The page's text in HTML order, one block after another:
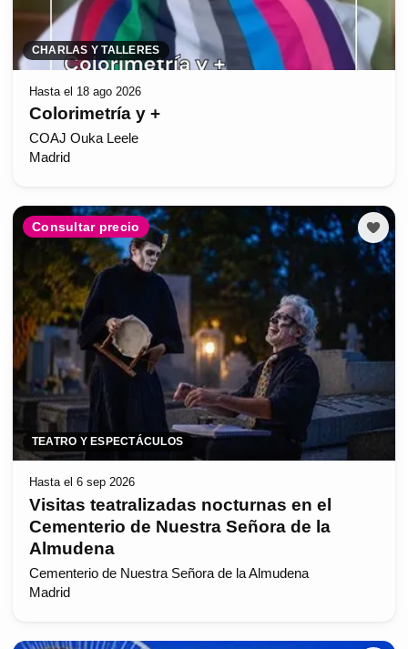
CHARLAS Y TALLERES
Hasta el 18 ago 2026
Colorimetría y +
COAJ Ouka Leele
Madrid
Consultar precio
TEATRO Y ESPECTÁCULOS
Hasta el 6 sep 2026
Visitas teatralizadas nocturnas en el
Cementerio de Nuestra Señora de la
Almudena
Cementerio de Nuestra Señora de la Almudena
Madrid